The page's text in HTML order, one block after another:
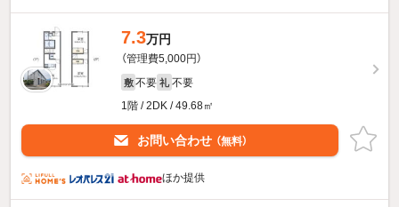
7.3万円
（管理費5,000円）
敷 不要 礼 不要
1階 / 2DK / 49.68㎡
お問い合わせ （無料）
ほか提供